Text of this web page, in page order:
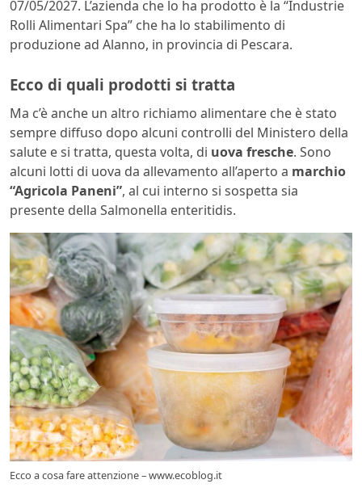
07/05/2027. L’azienda che lo ha prodotto è la “Industrie
Rolli Alimentari Spa” che ha lo stabilimento di
produzione ad Alanno, in provincia di Pescara.
Ecco di quali prodotti si tratta
Ma c’è anche un altro richiamo alimentare che è stato
sempre diffuso dopo alcuni controlli del Ministero della
salute e si tratta, questa volta, di uova fresche. Sono
alcuni lotti di uova da allevamento all’aperto a marchio
“Agricola Paneni”, al cui interno si sospetta sia
presente della Salmonella enteritidis.
Ecco a cosa fare attenzione – www.ecoblog.it